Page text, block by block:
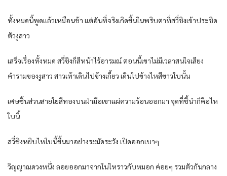
ทั้งหมดนี้พูดแล้วเหมือนช้า แต่อันที่จริงเกิดขึ้นในพริบตาที่สวี่ชิงเข้าประชิด
ตัวงูสาว
เสร็จเรื่องทั้งหมด สวี่ชิงก็สีหน้าไร้อารมณ์ ตอนนี้เขาไม่มีเวลาสนใจเสียง
คำรามของงูสาว สาวเท้าเดินไปข้างเกี้ยว เดินไปข้างไหสีขาวใบนั้น
เศษชิ้นส่วนสายใยสีทองบนฝ่ามือเขาแผ่ความร้อนออกมา จุดที่ชี้นำก็คือไห
ใบนี้
สวี่ชิงหยิบไหใบนี้ขึ้นมาอย่างระมัดระวัง เปิดออกเบาๆ
วิญญาณดวงหนึ่ง ลอยออกมาจากในไหราวกับหมอก ค่อยๆ รวมตัวกันกลาง